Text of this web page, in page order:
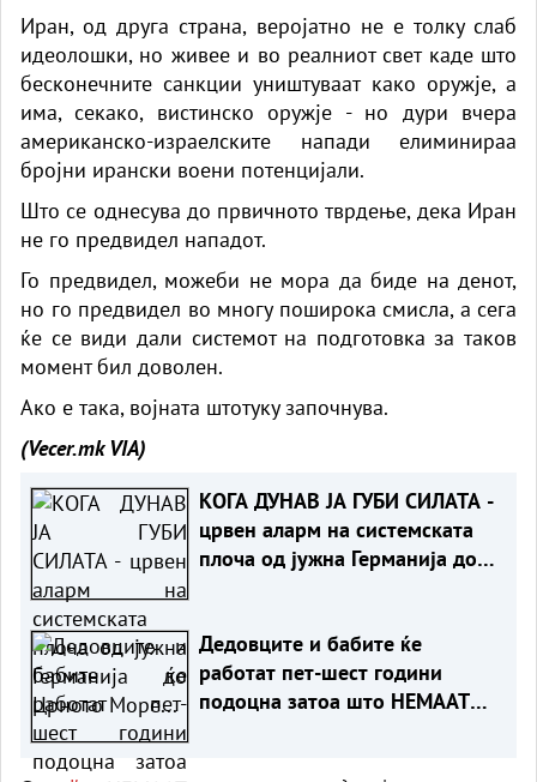
Иран, од друга страна, веројатно не е толку слаб
идеолошки, но живее и во реалниот свет каде што
бесконечните санкции уништуваат како оружје, а
има, секако, вистинско оружје - но дури вчера
американско-израелските напади елиминираа
бројни ирански воени потенцијали.
Што се однесува до првичното тврдење, дека Иран
не го предвидел нападот.
Го предвидел, можеби не мора да биде на денот,
но го предвидел во многу поширока смисла, а сега
ќе се види дали системот на подготовка за таков
момент бил доволен.
Ако е така, војната штотуку започнува.
(Vecer.mkVIA)
КОГА ДУНАВ ЈА ГУБИ СИЛАТА -
црвен аларм на системската
плоча од јужна Германија до
Дедовците и бабите ќе
работат пет-шест години
подоцна затоа што НЕМААТ